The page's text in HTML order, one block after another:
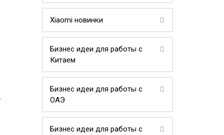
Xiaomi новинки
Бизнес идеи для работы с
Китаем
Бизнес идеи для работы с
ОАЭ
Бизнес идеи для работы с